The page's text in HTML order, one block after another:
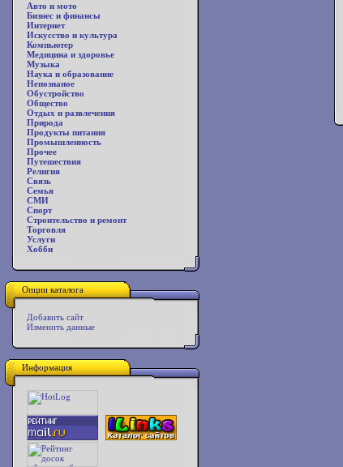
Авто и мото
Бизнес и финансы
Интернет
Искусство и культура
Компьютер
Медицина и здоровье
Музыка
Наука и образование
Непознаное
Обустройство
Общество
Отдых и развлечения
Природа
Продукты питания
Промышленность
Прочее
Путешествия
Религия
Связь
Семья
СМИ
Спорт
Строительство и ремонт
Торговля
Услуги
Хобби
Опции каталога
Добавить сайт
Изменить данные
Информация